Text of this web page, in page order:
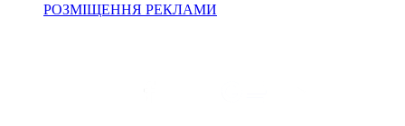
РОЗМІЩЕННЯ РЕКЛАМИ